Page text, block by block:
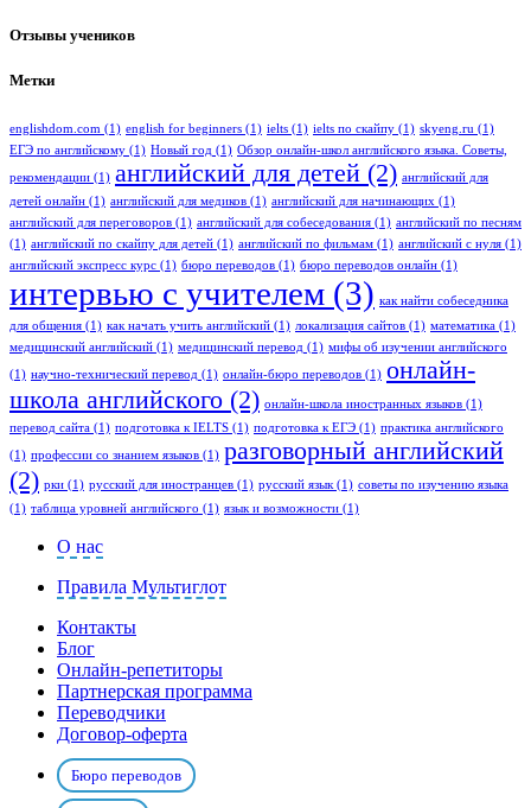
Отзывы учеников
Метки
englishdom.com (1) english for beginners (1) ielts (1) ielts по скайпу (1) skyeng.ru (1)
ЕГЭ по английскому (1) Новый год (1) Обзор онлайн-школ английского языка. Советы,
рекомендации (1) английский для детей (2) английский для
детей онлайн (1) английский для медиков (1) английский для начинающих (1)
английский для переговоров (1) английский для собеседования (1) английский по песням
(1) английский по скайпу для детей (1) английский по фильмам (1) английский с нуля (1)
английский экспресс курс (1) бюро переводов (1) бюро переводов онлайн (1)
интервью с учителем (3) как найти собеседника
для общения (1) как начать учить английский (1) локализация сайтов (1) математика (1)
медицинский английский (1) медицинский перевод (1) мифы об изучении английского
(1) научно-технический перевод (1) онлайн-бюро переводов (1) онлайн-
школа английского (2) онлайн-школа иностранных языков (1)
перевод сайта (1) подготовка к IELTS (1) подготовка к ЕГЭ (1) практика английского
(1) профессии со знанием языков (1) разговорный английский
(2) рки (1) русский для иностранцев (1) русский язык (1) советы по изучению языка
(1) таблица уровней английского (1) язык и возможности (1)
О нас
Правила Мультиглот
Контакты
Блог
Онлайн-репетиторы
Партнерская программа
Переводчики
Договор-оферта
Бюро переводов